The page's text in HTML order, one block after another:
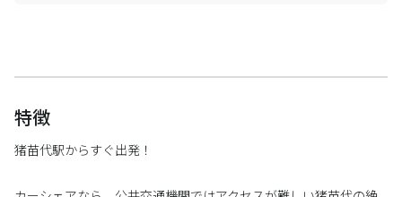
特徴
猪苗代駅からすぐ出発！